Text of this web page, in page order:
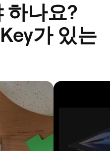
하나요?
가 있는